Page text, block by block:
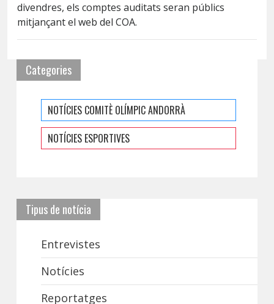
divendres, els comptes auditats seran públics
mitjançant el web del COA.
Categories
NOTÍCIES COMITÈ OLÍMPIC ANDORRÀ
NOTÍCIES ESPORTIVES
Tipus de notícia
Entrevistes
Notícies
Reportatges